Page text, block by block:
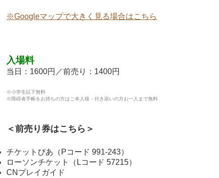
※Googleマップで大きく見る場合はこちら
入場料
当日：1600円／前売り：1400円
※小学生以下無料
※障碍者手帳をお持ちの方はご本人様・付き添いの方お一人まで無料
＜前売り券はこちら＞
チケットぴあ（Pコード 991-243）
ローソンチケット（Lコード 57215）
CNプレイガイド